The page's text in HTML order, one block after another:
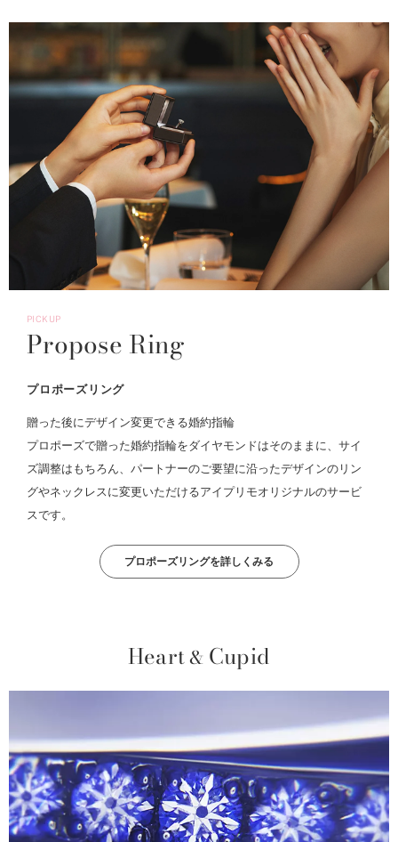
PICKUP
Propose Ring
プロポーズリング
贈った後にデザイン変更できる婚約指輪
プロポーズで贈った婚約指輪をダイヤモンドはそのままに、サイ
ズ調整はもちろん、パートナーのご要望に沿ったデザインのリン
グやネックレスに変更いただけるアイプリモオリジナルのサービ
スです。
プロポーズリングを詳しくみる
Heart& Cupid